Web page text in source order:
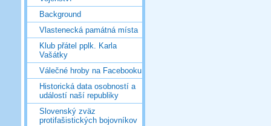
Background
Vlastenecká památná místa
Klub přátel pplk. Karla
Vašátky
Válečné hroby na Facebooku
Historická data osobností a
událostí naší republiky
Slovenský zväz
protifašistických bojovníkov